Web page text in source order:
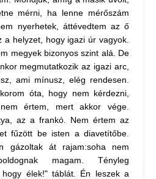
mérni, ha lenne mérőszám
nyerhetek, áttévedtem az ő
helyzet, hogy igazi úr vagyok.
megyek bizonyos szint alá. De
megmutatkozik az igazi arc,
ami mínusz, elég rendesen.
óta, hogy nem kérdezni,
értem, mert akkor vége.
az a frankó. Nem értem az
fűzött be isten a diavetítőbe.
gázoltak át rajam:soha nem
magam. Tényleg
élek!" táblát. Én leszek a